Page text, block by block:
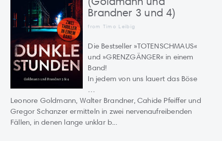
Brandner 3 und 4)
from Timo Leibig
Die Bestseller »TOTENSCHMAUS«
und »GRENZGÄNGER« in einem
Band!
In jedem von uns lauert das Böse
…
Leonore Goldmann, Walter Brandner, Cahide Pfeiffer und
Gregor Schanzer ermitteln in zwei nervenaufreibenden
Fällen, in denen lange unklar b...